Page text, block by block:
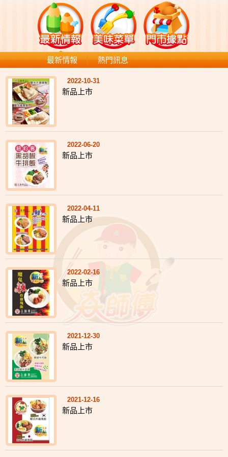
最新情報 熱門訊息
2022-10-31
新品上市
2022-06-20
新品上市
2022-04-11
新品上市
2022-02-16
新品上市
2021-12-30
新品上市
2021-12-16
新品上市